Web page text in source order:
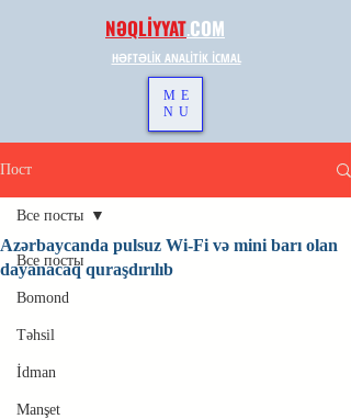
NƏQLİYYAT.COM
HƏFTƏLİK ANALİTİK İCMAL
ME
NU
Пост
Все посты
Bomond
Təhsil
İdman
Manşet
Все посты
Azərbaycanda pulsuz Wi-Fi və mini barı olan
dayanacaq quraşdırılıb